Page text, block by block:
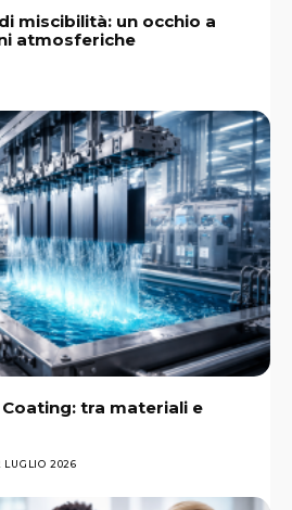
miscibilità: un occhio a
atmosferiche
tra materiali e
LUGLIO 2026